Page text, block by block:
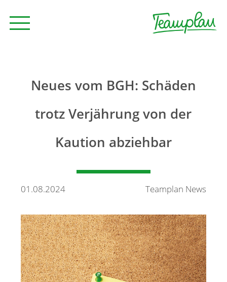
Unternehmen
Kontakt
Merkzettel
Neues vom BGH: Schäden
trotz Verjährung von der
Kaution abziehbar
01.08.2024 Teamplan News